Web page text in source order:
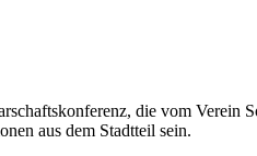
die vom Verein
aus dem Stadtteil sein.